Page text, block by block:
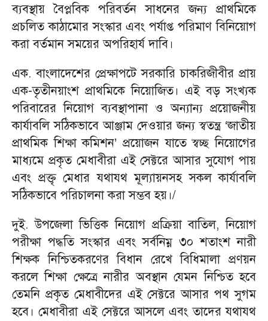
ব্যবস্থায় বৈপ্লবিক পরিবর্তন সাধনের জন্য প্রাথমিকে
প্রচলিত কাঠামোর সংস্কার এবং পর্যাপ্ত পরিমাণ বিনিয়োগ
করা বর্তমান সময়ের অপরিহার্য দাবি।
এক. বাংলাদেশের প্রেক্ষাপটে সরকারি চাকরিজীবীর প্রায়
এক-তৃতীনয়াংশ প্রাথমিকে নিয়োজিত। এই বড় সংখ্যক
পরিবারের নিয়োগ ব্যবস্থাপানা ও অন্যান্য প্রয়োজনীয়
কার্যাবলি সঠিকভাবে আঞ্জাম দেওয়ার জন্য স্বতন্ত্র ‘জাতীয়
প্রাথমিক শিক্ষা কমিশন’ প্রয়োজন যাতে স্বচ্ছ নিয়োগের
মাধ্যমে প্রকৃত মেধাবীরা এই সেক্টরে আসার সুযোগ পায়
এবং প্রক্তৃ মেধার যথাযথ মূল্যায়নসহ সকল কার্যাবলি
সঠিকভাবে পরিচালনা করা সম্ভব হয়।/
দুই. উপজেলা ভিত্তিক নিয়োগ প্রক্রিয়া বাতিল, নিয়োগ
পরীক্ষা পদ্ধতি সংস্কার এবং সর্বনিম্ন ৩০ শতাংশ নারী
শিক্ষক নিশ্চিতকরণের বিধান রেখে বিধিমালা প্রণয়ন
করলে শিক্ষা ক্ষেত্রে নারীর অবস্থান যেমন নিশ্চিত হবে
তেমনি প্রকৃত মেধাবীদের এই সেক্টরে আসার পথ সুগম
হবে। মেধাবীরা এই সেক্টরে আসলে এবং তাদের যথাযথ